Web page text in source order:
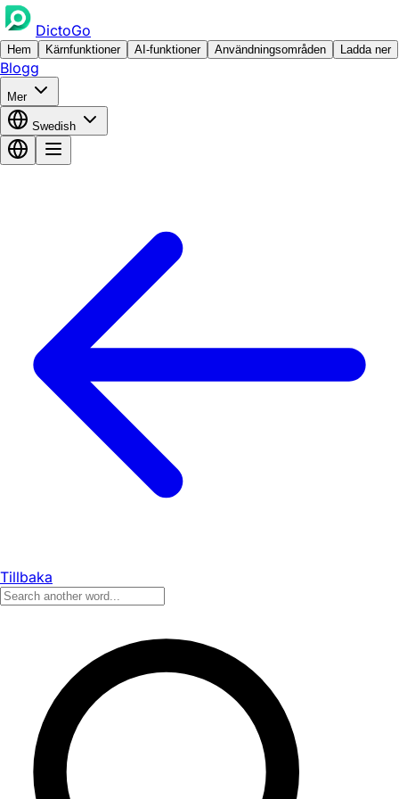
DictoGo
Hem Kärnfunktioner AI-funktioner Användningsområden Ladda ner
Blogg
Mer
Swedish
Tillbaka